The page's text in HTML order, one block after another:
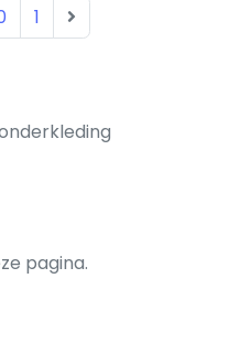
pagina.
1